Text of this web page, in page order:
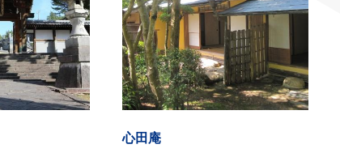
心田庵